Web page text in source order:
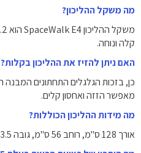
מה משקל ההליכון?
קלה ונוחה.
האם ניתן להזיז את ההליכון בקלות?
מאפשר הזזה ואחסון קלים.
מה מידות ההליכון הכוללות?
אורך ‎128 ס"מ, רוחב ‎56 ס"מ, גובה ‎13.5 ס"מ.